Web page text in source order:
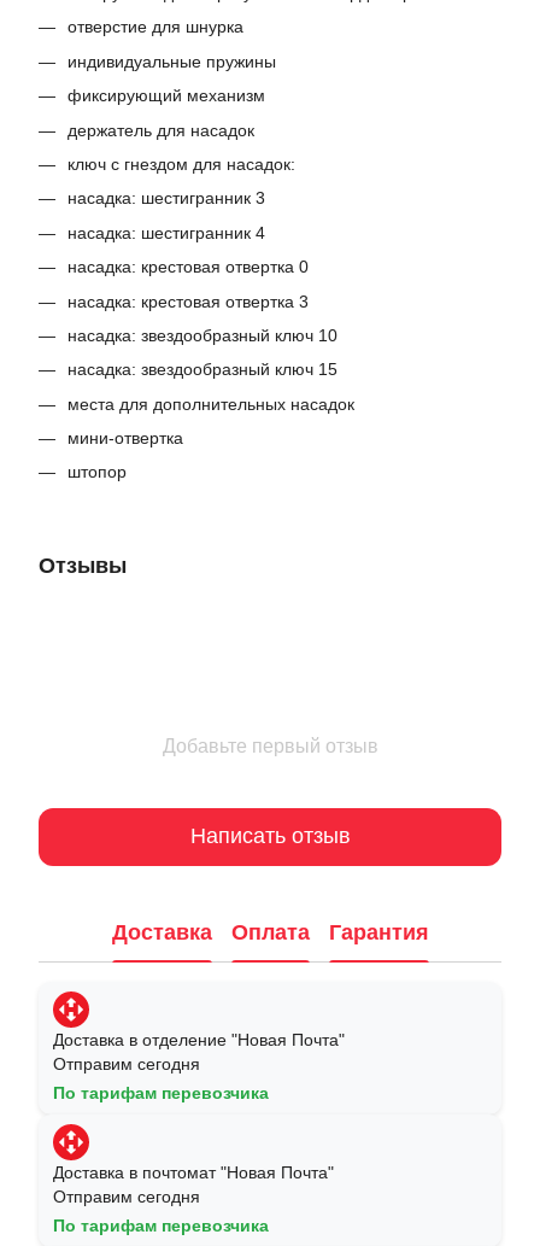
отверстие для шнурка
индивидуальные пружины
фиксирующий механизм
держатель для насадок
ключ с гнездом для насадок:
насадка: шестигранник 3
насадка: шестигранник 4
насадка: крестовая отвертка 0
насадка: крестовая отвертка 3
насадка: звездообразный ключ 10
насадка: звездообразный ключ 15
места для дополнительных насадок
мини-отвертка
штопор
Отзывы
Добавьте первый отзыв
Написать отзыв
Доставка Оплата Гарантия
Доставка в отделение "Новая Почта"
Отправим сегодня
По тарифам перевозчика
Доставка в почтомат "Новая Почта"
Отправим сегодня
По тарифам перевозчика